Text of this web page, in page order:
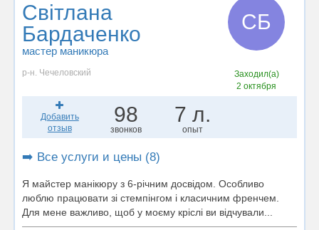
Світлана
Бардаченко
мастер маникюра
СБ
р-н. Чечеловский
Заходил(а)
2 октября
Добавить
отзыв
98
звонков
7 л.
опыт
➡️ Все услуги и цены (8)
Я майстер манікюру з 6-річним досвідом. Особливо
люблю працювати зі стемпінгом і класичним френчем.
Для мене важливо, щоб у моєму кріслі ви відчували...